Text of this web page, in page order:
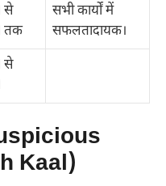
से
तक
सभी कार्यों में
सफलतादायक।
से
Kaal)